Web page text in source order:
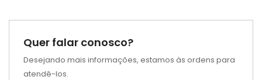
Quer falar conosco?
Desejando mais informações, estamos às ordens para
atendê-los.